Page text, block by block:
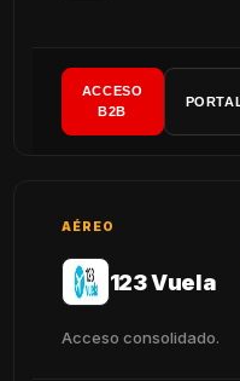
ACCESO
B2B
AÉREO
123 Vuela
Acceso consolidado.